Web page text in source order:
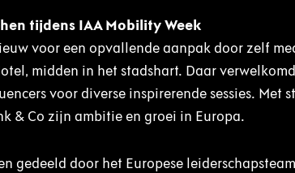
tijdens IAA Mobility Week
voor een opvallende aanpak door zelf
midden in het stadshart. Daar
voor diverse inspirerende sessies. Met
& Co zijn ambitie en groei in Europa.
gedeeld door het Europese